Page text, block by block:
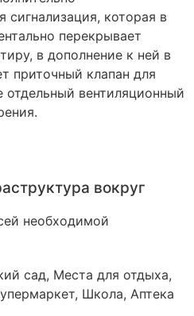
сигнализация, которая в
перекрывает
в дополнение к ней в
приточный клапан для
отдельный вентиляционный
вокруг
необходимой
сад, Места для отдыха,
Школа, Аптека